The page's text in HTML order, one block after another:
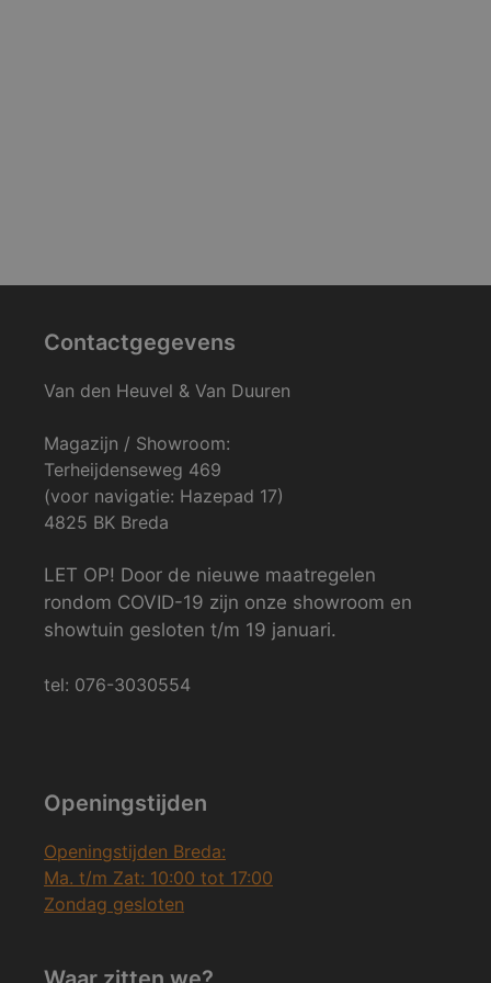
Contactgegevens
Van den Heuvel & Van Duuren
Magazijn / Showroom:
Terheijdenseweg 469
(voor navigatie: Hazepad 17)
4825 BK Breda
LET OP! Door de nieuwe maatregelen
rondom COVID-19 zijn onze showroom en
showtuin gesloten t/m 19 januari.
tel: 076-3030554
Openingstijden
Openingstijden Breda:
Ma. t/m Zat: 10:00 tot 17:00
Zondag gesloten